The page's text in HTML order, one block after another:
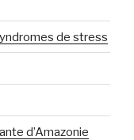
de stress
d’Amazonie